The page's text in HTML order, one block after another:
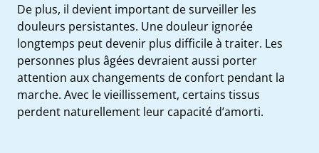
De plus, il devient important de surveiller les
douleurs persistantes. Une douleur ignorée
longtemps peut devenir plus difficile à traiter. Les
personnes plus âgées devraient aussi porter
attention aux changements de confort pendant la
marche. Avec le vieillissement, certains tissus
perdent naturellement leur capacité d’amorti.